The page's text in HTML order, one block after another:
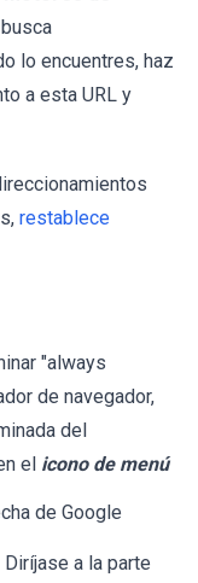
lo encuentres, haz
a esta URL y
restablece
"always
de navegador,
del
el icono de menú
de Google
Diríjase a la parte